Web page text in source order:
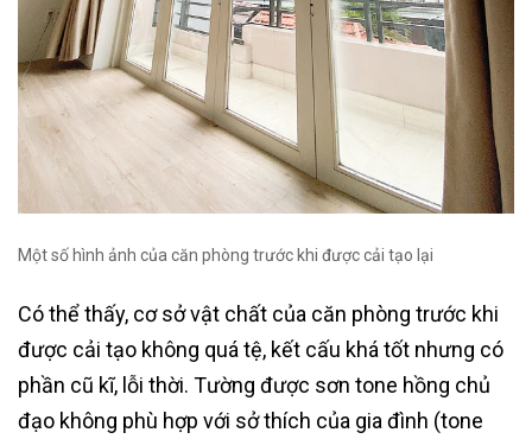
Một số hình ảnh của căn phòng trước khi được cải tạo lại
Có thể thấy, cơ sở vật chất của căn phòng trước khi
được cải tạo không quá tệ, kết cấu khá tốt nhưng có
phần cũ kĩ, lỗi thời. Tường được sơn tone hồng chủ
đạo không phù hợp với sở thích của gia đình (tone